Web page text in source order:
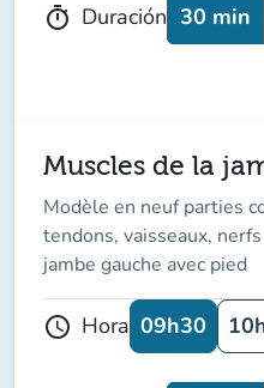
timer Duración 30 min
Muscles de la
Modèle en neuf parties
tendons, vaisseaux,
jambe gauche avec pied
schedule Hora 09h30